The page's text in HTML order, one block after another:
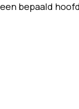
bepaald